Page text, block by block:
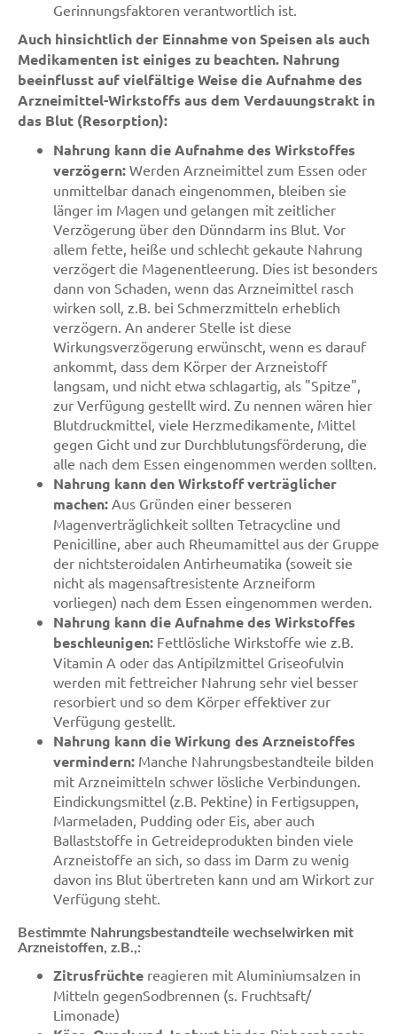
Gerinnungsfaktoren verantwortlich ist.
Auch hinsichtlich der Einnahme von Speisen als auch
Medikamenten ist einiges zu beachten. Nahrung
beeinflusst auf vielfältige Weise die Aufnahme des
Arzneimittel-Wirkstoffs aus dem Verdauungstrakt in
das Blut (Resorption):
Nahrung kann die Aufnahme des Wirkstoffes
verzögern: Werden Arzneimittel zum Essen oder
unmittelbar danach eingenommen, bleiben sie
länger im Magen und gelangen mit zeitlicher
Verzögerung über den Dünndarm ins Blut. Vor
allem fette, heiße und schlecht gekaute Nahrung
verzögert die Magenentleerung. Dies ist besonders
dann von Schaden, wenn das Arzneimittel rasch
wirken soll, z.B. bei Schmerzmitteln erheblich
verzögern. An anderer Stelle ist diese
Wirkungsverzögerung erwünscht, wenn es darauf
ankommt, dass dem Körper der Arzneistoff
langsam, und nicht etwa schlagartig, als "Spitze",
zur Verfügung gestellt wird. Zu nennen wären hier
Blutdruckmittel, viele Herzmedikamente, Mittel
gegen Gicht und zur Durchblutungsförderung, die
alle nach dem Essen eingenommen werden sollten.
Nahrung kann den Wirkstoff verträglicher
machen: Aus Gründen einer besseren
Magenverträglichkeit sollten Tetracycline und
Penicilline, aber auch Rheumamittel aus der Gruppe
der nichtsteroidalen Antirheumatika (soweit sie
nicht als magensaftresistente Arzneiform
vorliegen) nach dem Essen eingenommen werden.
Nahrung kann die Aufnahme des Wirkstoffes
beschleunigen: Fettlösliche Wirkstoffe wie z.B.
Vitamin A oder das Antipilzmittel Griseofulvin
werden mit fettreicher Nahrung sehr viel besser
resorbiert und so dem Körper effektiver zur
Verfügung gestellt.
Nahrung kann die Wirkung des Arzneistoffes
vermindern: Manche Nahrungsbestandteile bilden
mit Arzneimitteln schwer lösliche Verbindungen.
Eindickungsmittel (z.B. Pektine) in Fertigsuppen,
Marmeladen, Pudding oder Eis, aber auch
Ballaststoffe in Getreideprodukten binden viele
Arzneistoffe an sich, so dass im Darm zu wenig
davon ins Blut übertreten kann und am Wirkort zur
Verfügung steht.
Bestimmte Nahrungsbestandteile wechselwirken mit
Arzneistoffen, z.B.,:
Zitrusfrüchte reagieren mit Aluminiumsalzen in
Mitteln gegenSodbrennen (s. Fruchtsaft/
Limonade)